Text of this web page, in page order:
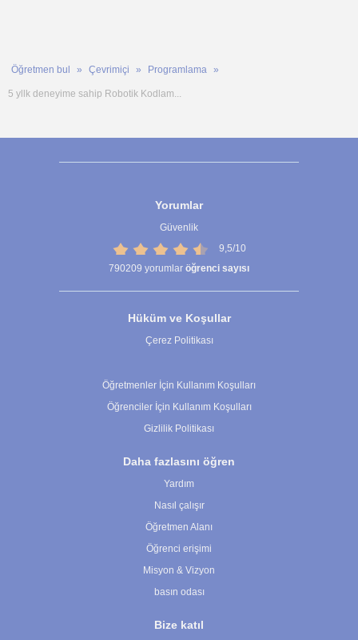
Öğretmen bul Çevrimiçi Programlama
5 yllk deneyime sahip Robotik Kodlam...
Yorumlar
Güvenlik
9,5/10
790209 yorumlar öğrenci sayısı
Hüküm ve Koşullar
Çerez Politikası
Öğretmenler İçin Kullanım Koşulları
Öğrenciler İçin Kullanım Koşulları
Gizlilik Politikası
Daha fazlasını öğren
Yardım
Nasıl çalışır
Öğretmen Alanı
Öğrenci erişimi
Misyon & Vizyon
basın odası
Bize katıl